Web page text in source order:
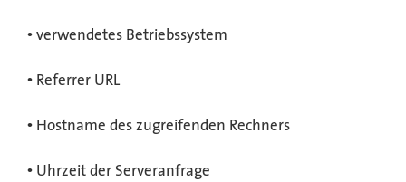
• verwendetes Betriebssystem
• Referrer URL
• Hostname des zugreifenden Rechners
• Uhrzeit der Serveranfrage